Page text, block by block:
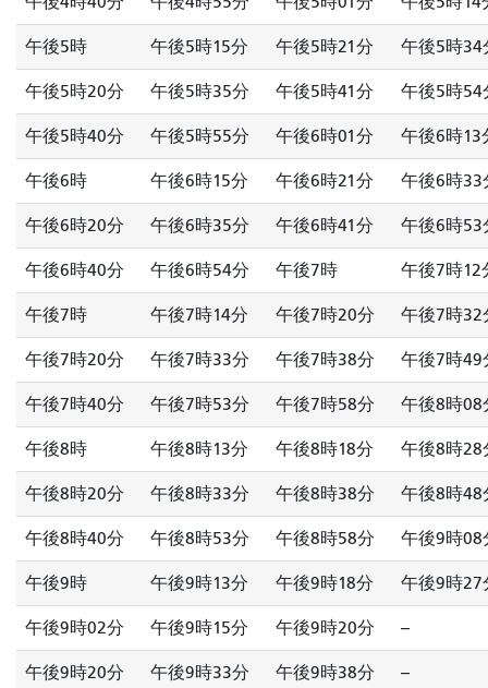
午後5時 午後5時15分 午後5時21分 午後5時34
午後5時20分 午後5時35分 午後5時41分 午後5時54
午後5時40分 午後5時55分 午後6時01分 午後6時13
午後6時 午後6時15分 午後6時21分 午後6時33
午後6時20分 午後6時35分 午後6時41分 午後6時53
午後6時40分 午後6時54分 午後7時 午後7時12
午後7時 午後7時14分 午後7時20分 午後7時32
午後7時20分 午後7時33分 午後7時38分 午後7時49
午後7時40分 午後7時53分 午後7時58分 午後8時08
午後8時 午後8時13分 午後8時18分 午後8時28
午後8時20分 午後8時33分 午後8時38分 午後8時48
午後8時40分 午後8時53分 午後8時58分 午後9時08
午後9時 午後9時13分 午後9時18分 午後9時27
午後9時02分 午後9時15分 午後9時20分 --
午後9時20分 午後9時33分 午後9時38分 --